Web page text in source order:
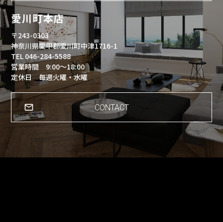
愛川町本店
〒243-0303
神奈川県愛甲郡愛川町中津1716-1
TEL 046-284-5588
営業時間 9:00～18:00
定休日 毎週火曜・水曜
CONTACT